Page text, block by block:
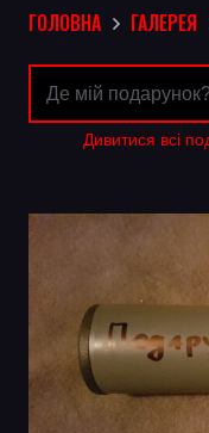
ГОЛОВНА ГАЛЕРЕЯ
Дивитися всі